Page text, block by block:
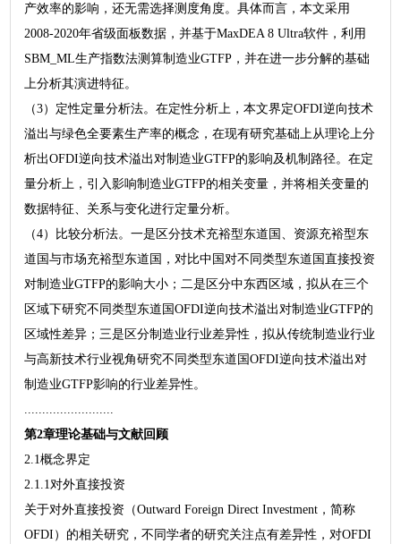
产效率的影响，还无需选择测度角度。具体而言，本文采用
2008-2020年省级面板数据，并基于MaxDEA 8 Ultra软件，利用
SBM_ML生产指数法测算制造业GTFP，并在进一步分解的基础
上分析其演进特征。
（3）定性定量分析法。在定性分析上，本文界定OFDI逆向技术
溢出与绿色全要素生产率的概念，在现有研究基础上从理论上分
析出OFDI逆向技术溢出对制造业GTFP的影响及机制路径。在定
量分析上，引入影响制造业GTFP的相关变量，并将相关变量的
数据特征、关系与变化进行定量分析。
（4）比较分析法。一是区分技术充裕型东道国、资源充裕型东
道国与市场充裕型东道国，对比中国对不同类型东道国直接投资
对制造业GTFP的影响大小；二是区分中东西区域，拟从在三个
区域下研究不同类型东道国OFDI逆向技术溢出对制造业GTFP的
区域性差异；三是区分制造业行业差异性，拟从传统制造业行业
与高新技术行业视角研究不同类型东道国OFDI逆向技术溢出对
制造业GTFP影响的行业差异性。
.........................
第2章理论基础与文献回顾
2.1概念界定
2.1.1对外直接投资
关于对外直接投资（Outward Foreign Direct Investment，简称
OFDI）的相关研究，不同学者的研究关注点有差异性，对OFDI